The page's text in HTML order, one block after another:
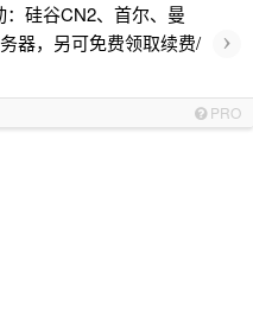
硅谷CN2、首尔、曼
器，另可免费领取续费/
›
PRO